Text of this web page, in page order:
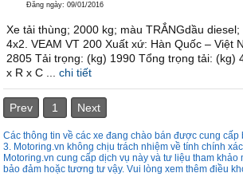
Đăng ngày: 09/01/2016
Xe tải thùng; 2000 kg; màu TRẮNGdầu
4x2. VEAM VT 200 Xuất xứ: Hàn Quốc – Việt
2805 Tải trọng: (kg) 1990 Tổng trọng tải: (kg)
x R x C ...
chi tiết
Prev 1 Next
Các thông tin về các xe đang chào bán được cung
3. Motoring.vn không chịu trách nhiệm về tính chính
Motoring.vn cung cấp dịch vụ này và tư liệu tham
bảo đảm hoặc tương tư vậy. Vui lòng xem thêm điều